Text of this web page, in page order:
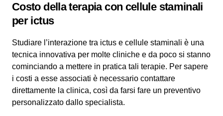
Costo della terapia con cellule staminali
per ictus
Studiare l’interazione tra ictus e cellule staminali è una
tecnica innovativa per molte cliniche e da poco si stanno
cominciando a mettere in pratica tali terapie. Per sapere
i costi a esse associati è necessario contattare
direttamente la clinica, così da farsi fare un preventivo
personalizzato dallo specialista.